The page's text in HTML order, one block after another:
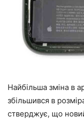
Найбільша зміна в
збільшився в
стверджує, що